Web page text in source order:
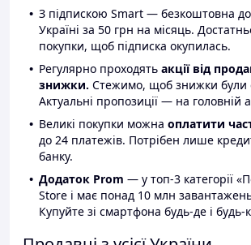
З підпискою Smart — безкоштовна
Україні за 50 грн на місяць.
покупки, щоб підписка окупилась.
Регулярно проходять акції від
знижки. Стежимо, щоб знижки були
Актуальні пропозиції — на головній
Великі покупки можна оплатити
до 24 платежів. Потрібен лише
банку.
Додаток Prom — у топ-3 категорії
Store і має понад 10 млн
Купуйте зі смартфона будь-де і будь-